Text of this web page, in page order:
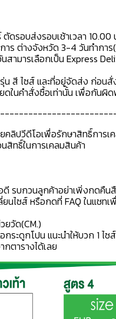
ดรอบส่งรอบเช้าเวลา
ร ต่างจังหวัด 3-4 วันทำการ
ามารเลือกเป็น Express
สี ไซส์ และที่อยู่จัดส่ง ก่อนสั่
ดในคำสั่งซื้อเท่านั้น เพื่อกันผิ
ลิปวีดีโอเพื่อรักษาสิทธิ์การเ
สิทธิ์ในการเคลมสินค้า
ดี รบกวนลูกค้าอย่าเพิ่งกดคืน
นไซส์ หรือกดที่ FAQ ในแชทเ
ยวัด(CM.)
ระดูกโปน แนะนำให้บวก 1 ไซส์
ตารางได้เลย